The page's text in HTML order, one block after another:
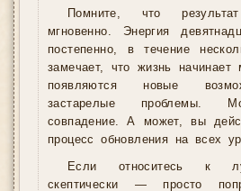
Помните, что
мгновенно. Энергия
постепенно, в течение
замечает, что жизнь начинает
появляются новые
застарелые проблемы.
совпадение. А может, вы
процесс обновления на всех
Если относитесь к
скептически — просто